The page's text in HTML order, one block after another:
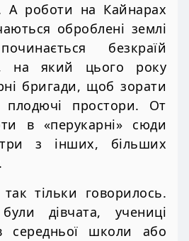
А роботи на Кайнарах
оброблені землі
безкраїй
на який цього року
бригади, щоб зорати
плодючі простори. От
в «перукарні» сюди
з інших, більших
тільки говорилось.
дівчата, учениці
середньої школи або